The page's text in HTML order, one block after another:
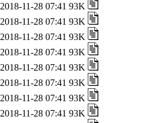
2018-11-28 07:41 93K
2018-11-28 07:41 93K
2018-11-28 07:41 93K
2018-11-28 07:41 93K
2018-11-28 07:41 93K
2018-11-28 07:41 93K
2018-11-28 07:41 93K
2018-11-28 07:41 93K